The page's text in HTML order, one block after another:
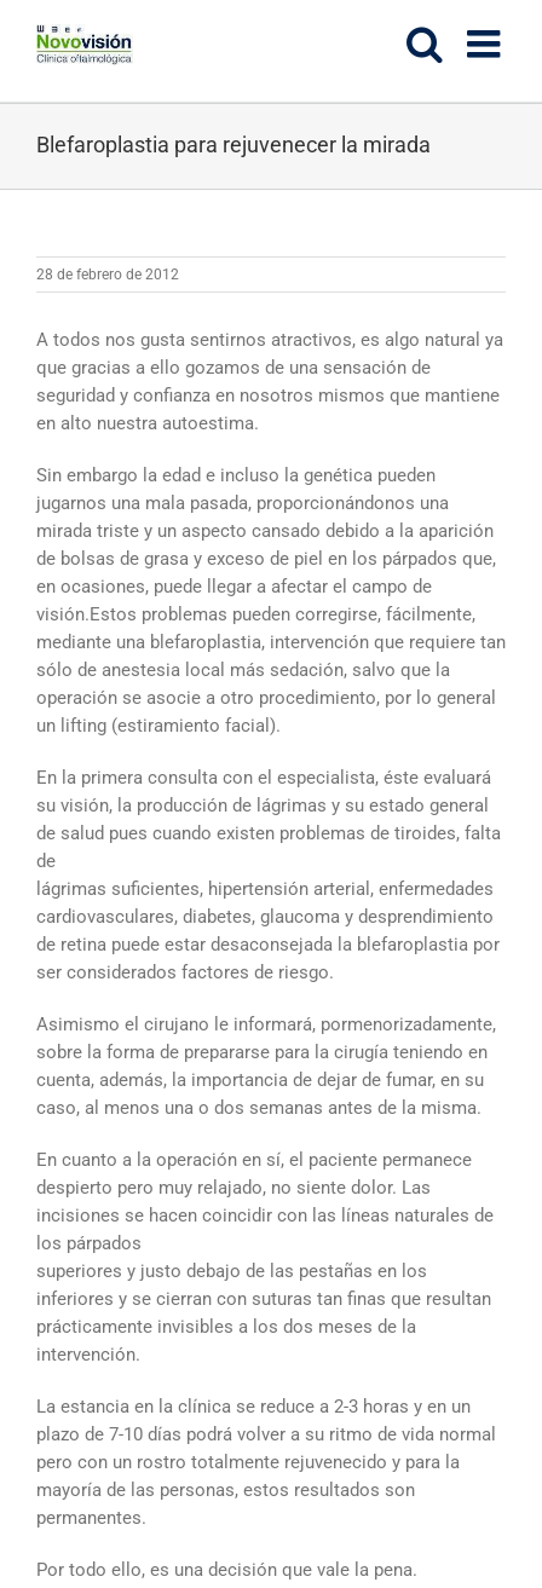
contenido
Blefaroplastia para rejuvenecer la mirada
28 de febrero de 2012
A todos nos gusta sentirnos atractivos, es algo natural ya
que gracias a ello gozamos de una sensación de
seguridad y confianza en nosotros mismos que mantiene
en alto nuestra autoestima.
Sin embargo la edad e incluso la genética pueden
jugarnos una mala pasada, proporcionándonos una
mirada triste y un aspecto cansado debido a la aparición
de bolsas de grasa y exceso de piel en los párpados que,
en ocasiones, puede llegar a afectar el campo de
visión.Estos problemas pueden corregirse, fácilmente,
mediante una blefaroplastia, intervención que requiere tan
sólo de anestesia local más sedación, salvo que la
operación se asocie a otro procedimiento, por lo general
un lifting (estiramiento facial).
En la primera consulta con el especialista, éste evaluará
su visión, la producción de lágrimas y su estado general
de salud pues cuando existen problemas de tiroides, falta
de
lágrimas suficientes, hipertensión arterial, enfermedades
cardiovasculares, diabetes, glaucoma y desprendimiento
de retina puede estar desaconsejada la blefaroplastia por
ser considerados factores de riesgo.
Asimismo el cirujano le informará, pormenorizadamente,
sobre la forma de prepararse para la cirugía teniendo en
cuenta, además, la importancia de dejar de fumar, en su
caso, al menos una o dos semanas antes de la misma.
En cuanto a la operación en sí, el paciente permanece
despierto pero muy relajado, no siente dolor. Las
incisiones se hacen coincidir con las líneas naturales de
los párpados
superiores y justo debajo de las pestañas en los
inferiores y se cierran con suturas tan finas que resultan
prácticamente invisibles a los dos meses de la
intervención.
La estancia en la clínica se reduce a 2-3 horas y en un
plazo de 7-10 días podrá volver a su ritmo de vida normal
pero con un rostro totalmente rejuvenecido y para la
mayoría de las personas, estos resultados son
permanentes.
Por todo ello, es una decisión que vale la pena.